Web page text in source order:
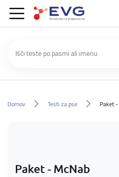
Domov Testi za pse Paket
Paket - McNab